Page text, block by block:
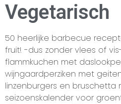
Vegetarisch
50 heerlijke barbecue
fruit! -dus zonder vlees of
flammkuchen met
wijngaardperziken met
linzenburgers en bruschetta
seizoenskalender voor